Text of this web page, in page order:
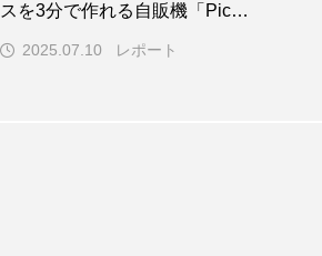
スを3分で作れる自販機「PickM
e!Case」を使ってみた
2025.07.10 レポート